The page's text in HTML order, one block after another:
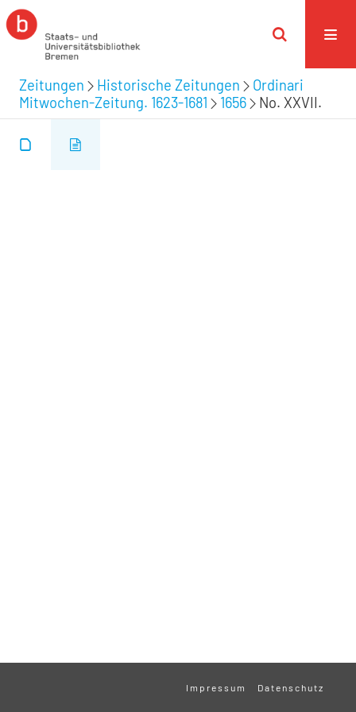
Zeitungen Historische Zeitungen
Ordinari
Mitwochen-Zeitung. 1623-1681
1656 No. XXVII.
Impressum Datenschutz